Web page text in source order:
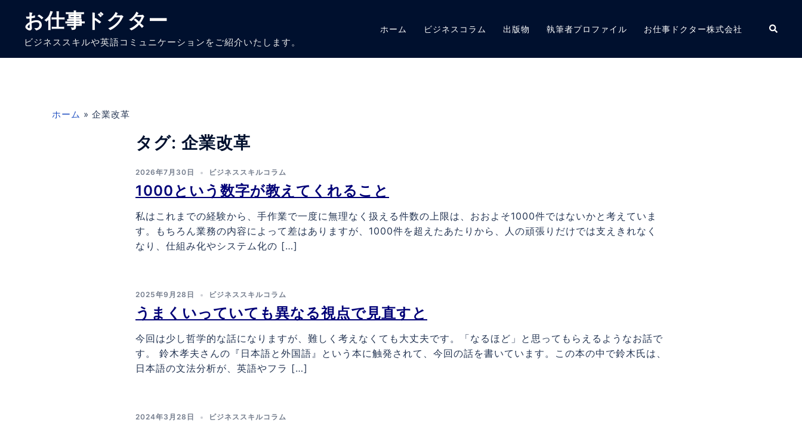
ツ
お仕事ドクター
ビジネススキルや英語コミュニケーションをご紹介いたします。
ホーム ビジネスコラム 出版物 執筆者プロファイル お仕事ドクター株式会社
検
索
ホーム » 企業改革
タグ: 企業改革
2026年7月30日 ビジネススキルコラム
1000という数字が教えてくれること
私はこれまでの経験から、手作業で一度に無理なく扱える件数の上限は、おおよそ1000件ではないかと考えていま
す。もちろん業務の内容によって差はありますが、1000件を超えたあたりから、人の頑張りだけでは支えきれなく
なり、仕組み化やシステム化の […]
2025年9月28日 ビジネススキルコラム
うまくいっていても異なる視点で見直すと
今回は少し哲学的な話になりますが、難しく考えなくても大丈夫です。「なるほど」と思ってもらえるようなお話で
す。 鈴木孝夫さんの『日本語と外国語』という本に触発されて、今回の話を書いています。この本の中で鈴木氏は、
日本語の文法分析が、英語やフラ […]
2024年3月28日 ビジネススキルコラム